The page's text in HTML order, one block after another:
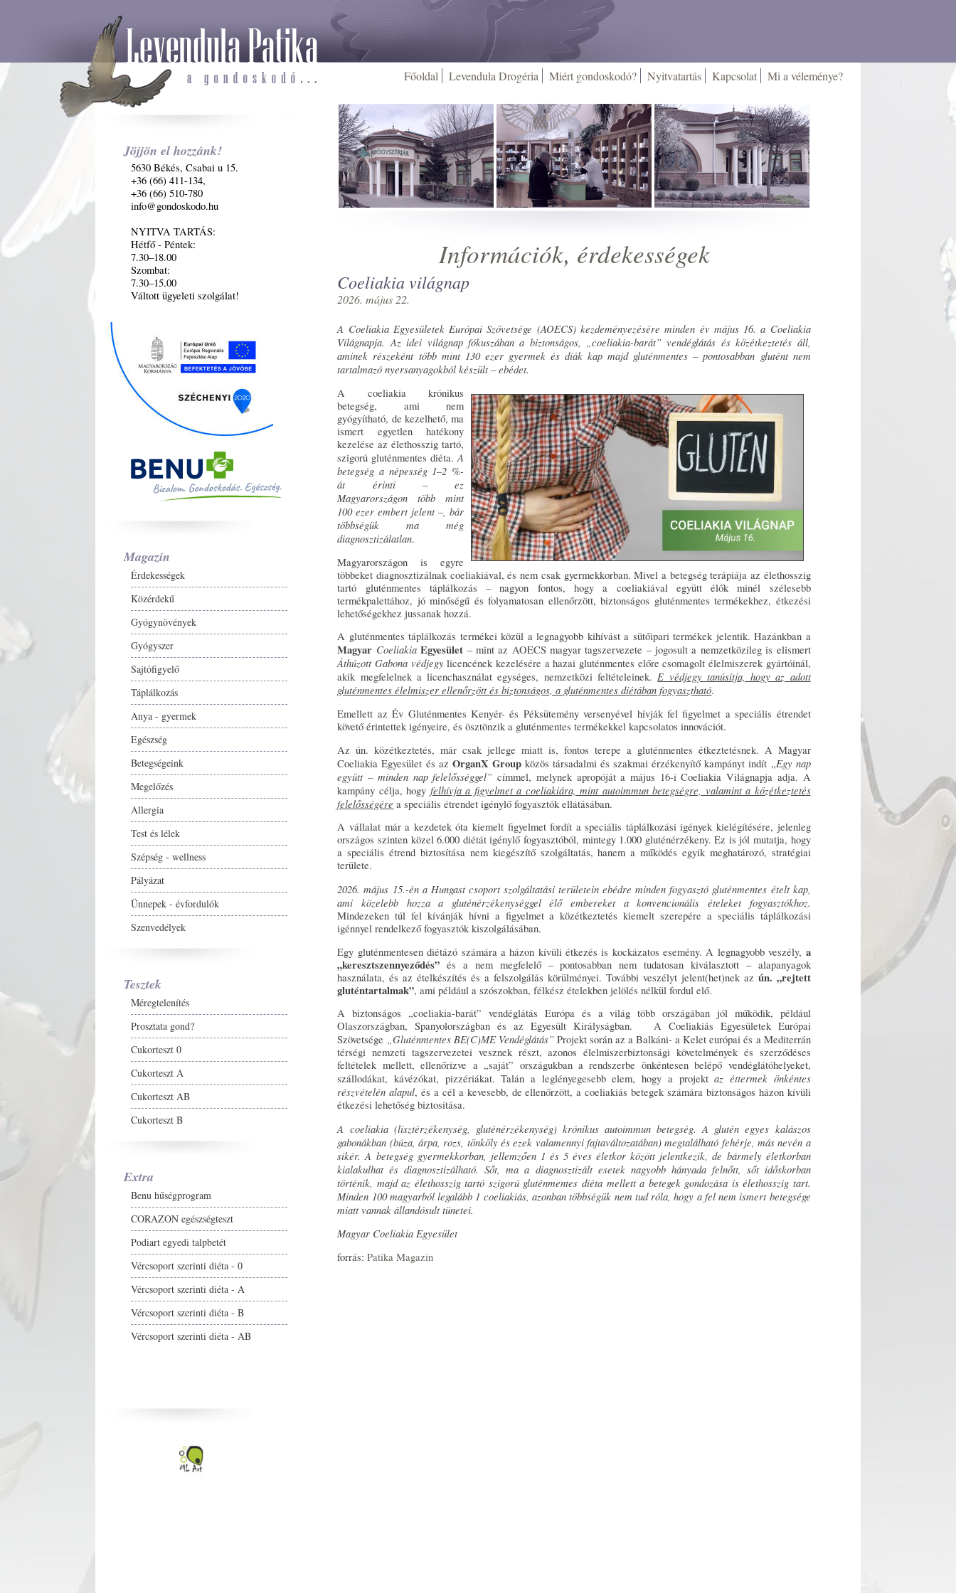
Jöjjön el hozzánk!
5630 Békés, Csabai u 15.
+36 (66) 411-134,
+36 (66) 510-780
info@gondoskodo.hu
NYITVA TARTÁS:
Hétfő - Péntek:
7.30–18.00
Szombat:
7.30–15.00
Váltott ügyeleti szolgálat!
Magazin
Érdekességek
Közérdekű
Gyógynövények
Gyógyszer
Sajtófigyelő
Táplálkozás
Anya - gyermek
Egészség
Betegségeink
Megelőzés
Allergia
Test és lélek
Szépség - wellness
Pályázat
Ünnepek - évfordulók
Szenvedélyek
Tesztek
Méregtelenítés
Prosztata gond?
Cukorteszt 0
Cukorteszt A
Cukorteszt AB
Cukorteszt B
Extra
Benu hűségprogram
CORAZON egészségteszt
Podiart egyedi talpbetét
Vércsoport szerinti diéta - 0
Vércsoport szerinti diéta - A
Vércsoport szerinti diéta - B
Vércsoport szerinti diéta - AB
Főoldal Levendula Drogéria Miért gondoskodó? Nyitvatartás Kapcsolat Mi a véleménye?
Információk, érdekességek
Coeliakia világnap
2026. május 22.
A Coeliakia Egyesületek Európai Szövetsége (AOECS) kezdeményezésére minden év május 16. a Coeliakia
Világnapja. Az idei világnap fókuszában a biztonságos, „coeliakia-barát” vendéglátás és közétkeztetés áll,
aminek részeként több mint 130 ezer gyermek és diák kap majd gluténmentes – pontosabban glutént nem
tartalmazó nyersanyagokból készült – ebédet.
A coeliakia krónikus
betegség, ami nem
gyógyítható, de kezelhető, ma
ismert egyetlen hatékony
kezelése az élethosszig tartó,
szigorú gluténmentes diéta.A
betegség a népesség 1–2 %-
át érinti – ez
Magyarországon több mint
100 ezer embert jelent –, bár
többségük ma még
diagnosztizálatlan.
Magyarországon is egyre
többeket diagnosztizálnak coeliakiával, és nem csak gyermekkorban. Mivel a betegség terápiája az élethosszig
tartó gluténmentes táplálkozás – nagyon fontos, hogy a coeliakiával együtt élők minél szélesebb
termékpalettához, jó minőségű és folyamatosan ellenőrzött, biztonságos gluténmentes termékekhez, étkezési
lehetőségekhez jussanak hozzá.
A gluténmentes táplálkozás termékei közül a legnagyobb kihívást a sütőipari termékek jelentik. Hazánkban a
Magyar CoeliakiaEgyesület – mint az AOECS magyar tagszervezete – jogosult a nemzetközileg is elismert
Áthúzott Gabona védjegylicencének kezelésére a hazai gluténmentes előre csomagolt élelmiszerek gyártóinál,
akik megfelelnek a licenchasználat egységes, nemzetközi feltételeinek.E védjegy tanúsítja, hogy az adott
gluténmentes élelmiszer ellenőrzött és biztonságos, a gluténmentes diétában fogyasztható.
Emellett az Év Gluténmentes Kenyér- és Péksütemény versenyével hívják fel figyelmet a speciális étrendet
követő érintettek igényeire, és ösztönzik a gluténmentes termékekkel kapcsolatos innovációt.
Az ún. közétkeztetés, már csak jellege miatt is, fontos terepe a gluténmentes étkeztetésnek. A Magyar
Coeliakia Egyesület és az OrganX Groupközös társadalmi és szakmai érzékenyítő kampányt indít „Egy nap
együtt – minden nap felelősséggel” címmel, melynek apropóját a május 16-i Coeliakia Világnapja adja. A
kampány célja, hogy felhívja a figyelmet a coeliakiára, mint autoimmun betegségre, valamint a közétkeztetés
felelősségére a speciális étrendet igénylő fogyasztók ellátásában.
A vállalat már a kezdetek óta kiemelt figyelmet fordít a speciális táplálkozási igények kielégítésére, jelenleg
országos szinten közel 6.000 diétát igénylő fogyasztóból, mintegy 1.000 gluténérzékeny. Ez is jól mutatja, hogy
a speciális étrend biztosítása nem kiegészítő szolgáltatás, hanem a működés egyik meghatározó, stratégiai
területe.
2026. május 15.-én a Hungast csoport szolgáltatási területein ebédre minden fogyasztó gluténmentes ételt kap,
ami közelebb hozza a gluténérzékenységgel élő embereket a konvencionális ételeket fogyasztókhoz.
Mindezeken túl fel kívánják hívni a figyelmet a közétkeztetés kiemelt szerepére a speciális táplálkozási
igénnyel rendelkező fogyasztók kiszolgálásában.
Egy gluténmentesen diétázó számára a házon kívüli étkezés is kockázatos esemény. A legnagyobb veszély, a
„keresztszennyeződés” és a nem megfelelő – pontosabban nem tudatosan kiválasztott – alapanyagok
használata, és az ételkészítés és a felszolgálás körülményei. További veszélyt jelent(het)nek az ún. „rejtett
gluténtartalmak”, ami például a szószokban, félkész ételekben jelölés nélkül fordul elő.
A biztonságos „coeliakia-barát” vendéglátás Európa és a világ több országában jól működik, például
Olaszországban, Spanyolországban és az Egyesült Királyságban. A Coeliakiás Egyesületek Európai
Szövetsége „Gluténmentes BE(C)ME Vendéglátás”Projekt során az a Balkáni- a Kelet európai és a Mediterrán
térségi nemzeti tagszervezetei vesznek részt, azonos élelmiszerbiztonsági követelmények és szerződéses
feltételek mellett, ellenőrizve a „saját” országukban a rendszerbe önkéntesen belépő vendéglátóhelyeket,
szállodákat, kávézókat, pizzériákat. Talán a leglényegesebb elem, hogy a projektaz éttermek önkéntes
részvételén alapul, és a cél a kevesebb, de ellenőrzött, a coeliakiás betegek számára biztonságos házon kívüli
étkezési lehetőség biztosítása.
A coeliakia (lisztérzékenység, gluténérzékenység) krónikus autoimmun betegség. A glutén egyes kalászos
gabonákban (búza, árpa, rozs, tönköly és ezek valamennyi fajtaváltozatában) megtalálható fehérje, más nevén a
sikér. A betegség gyermekkorban, jellemzően 1 és 5 éves életkor között jelentkezik, de bármely életkorban
kialakulhat és diagnosztizálható. Sőt, ma a diagnosztizált esetek nagyobb hányada felnőtt, sőt időskorban
történik, majd az élethosszig tartó szigorú gluténmentes diéta mellett a betegek gondozása is élethosszig tart.
Minden 100 magyarból legalább 1 coeliakiás, azonban többségük nem tud róla, hogy a fel nem ismert betegsége
miatt vannak állandósult tünetei.
Magyar Coeliakia Egyesület
forrás:Patika Magazin